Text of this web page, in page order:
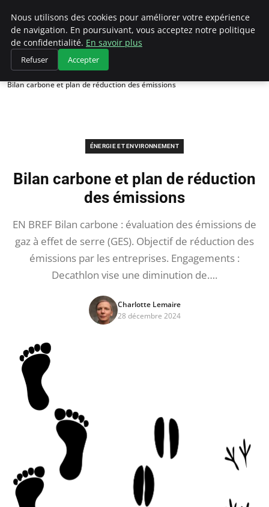
Climategatecountryclub.com
Accueil
Énergie et environnement
Bilan carbone et plan de réduction des émissions
ÉNERGIE ET ENVIRONNEMENT
Bilan carbone et plan de réduction
des émissions
EN BREF Bilan carbone : évaluation des émissions de
gaz à effet de serre (GES). Objectif de réduction des
émissions par les entreprises. Engagements :
Decathlon vise une diminution de….
Charlotte Lemaire
28 décembre 2024
Nous utilisons des cookies pour améliorer votre expérience
de navigation. En poursuivant, vous acceptez notre politique
de confidentialité. En savoir plus
Refuser Accepter